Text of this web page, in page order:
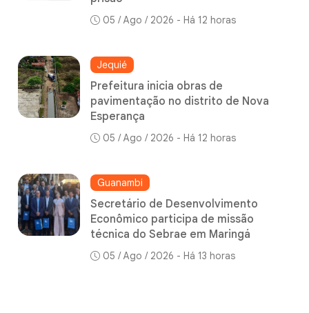
05 / Ago / 2026 - Há 12 horas
Jequié
Prefeitura inicia obras de
pavimentação no distrito de Nova
Esperança
05 / Ago / 2026 - Há 12 horas
Guanambi
Secretário de Desenvolvimento
Econômico participa de missão
técnica do Sebrae em Maringá
05 / Ago / 2026 - Há 13 horas